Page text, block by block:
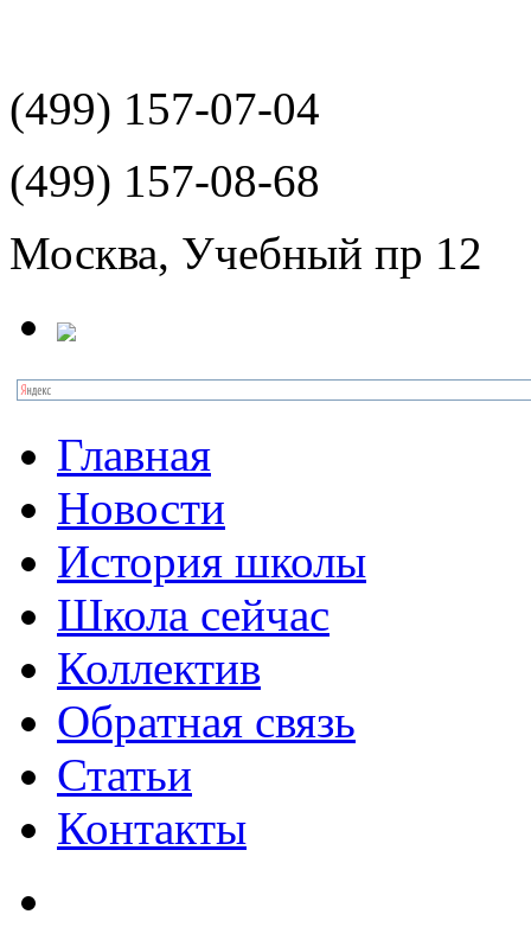
(499) 157-07-04
(499) 157-08-68
Москва, Учебный пр 12
Главная
Новости
История школы
Школа сейчас
Коллектив
Обратная связь
Статьи
Контакты